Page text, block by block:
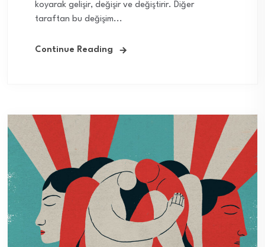
koyarak gelişir, değişir ve değiştirir. Diğer
taraftan bu değişim...
Continue Reading